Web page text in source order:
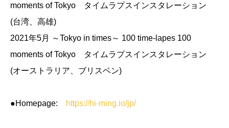
moments of Tokyo タイムラプスインスタレーション
(台湾、高雄)
2021年5月 ～Tokyo in times～ 100 time-lapes 100
moments of Tokyo タイムラプスインスタレーション
(オーストラリア、ブリスベン)
●Homepage: https://hi-ming.io/jp/